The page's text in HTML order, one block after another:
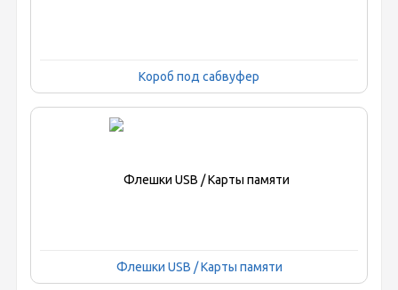
Короб под сабвуфер
Флешки USB / Карты памяти